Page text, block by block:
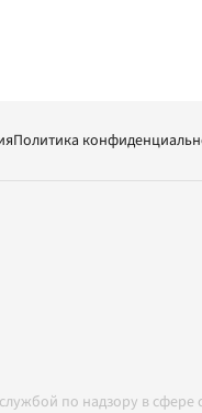
Политика
по надзору в